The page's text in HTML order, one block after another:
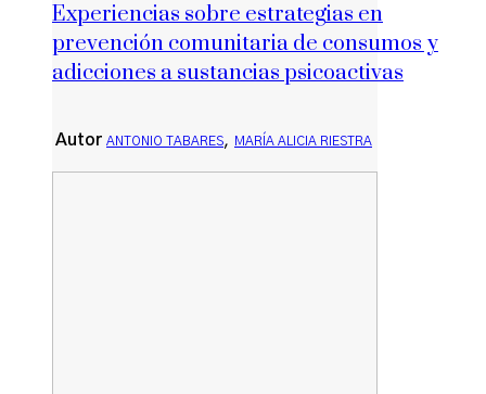
Experiencias sobre estrategias en
prevención comunitaria de consumos y
adicciones a sustancias psicoactivas
Autor ANTONIO TABARES, MARÍA ALICIA RIESTRA